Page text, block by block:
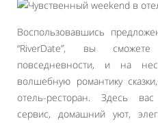
Воспользовавшись
“RiverDate”, вы
повседневности, и на
волшебную романтику
отель-ресторан. Здесь
сервис, домашний уют,